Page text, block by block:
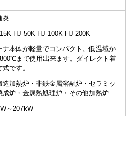
炎
HJ-50K HJ-100K HJ-200K
ナ本体が軽量でコンパクト。低温域か
まで使用出来ます。ダイレクト着
式です。
造加熱炉・非鉄金属溶融炉・セラミッ
成炉・金属熱処理炉・その他加熱炉
～207kW